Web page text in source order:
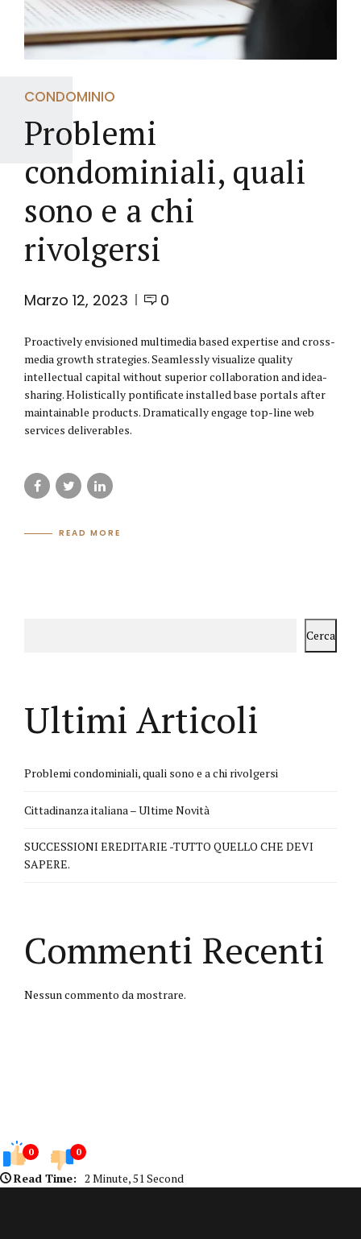
CONDOMINIO
Problemi
condominiali, quali
sono e a chi
rivolgersi
Marzo 12, 2023 0
Proactively envisioned multimedia based expertise and cross-
media growth strategies. Seamlessly visualize quality
intellectual capital without superior collaboration and idea-
sharing. Holistically pontificate installed base portals after
maintainable products. Dramatically engage top-line web
services deliverables.
READ MORE
Cerca
Ultimi Articoli
Problemi condominiali, quali sono e a chi rivolgersi
Cittadinanza italiana – Ultime Novità
SUCCESSIONI EREDITARIE -TUTTO QUELLO CHE DEVI
SAPERE.
Commenti Recenti
Nessun commento da mostrare.
0 0
Read Time: 2 Minute, 51 Second